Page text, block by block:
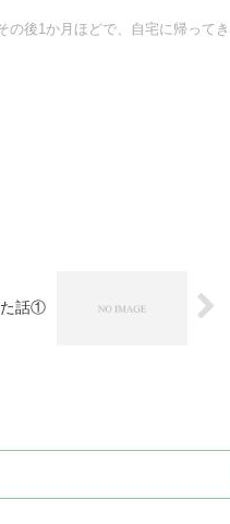
の後1か月ほどで、自宅に帰ってき
た話①